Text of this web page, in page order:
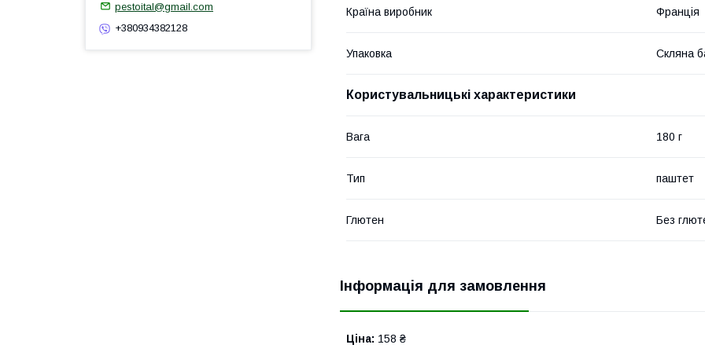
Країна виробник Франція
Упаковка Скляна
Користувальницькі характеристики
Вага 180 г
Тип паштет
Глютен Без
Інформація для замовлення
Ціна: 158 ₴
pestoital@gmail.com
+380934382128